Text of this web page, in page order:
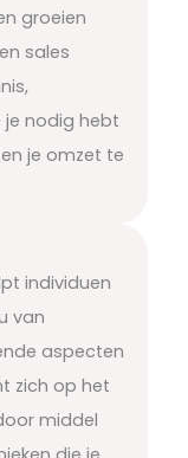
groeien
sales
nodig hebt
je omzet te
individuen
van
aspecten
zich op het
middel